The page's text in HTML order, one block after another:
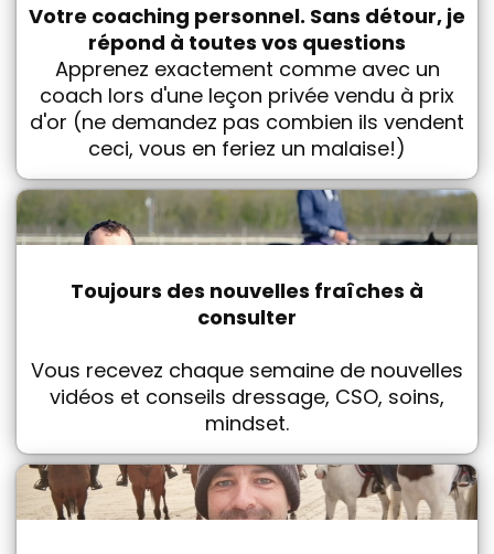
Votre coaching personnel. Sans détour, je
répond à toutes vos questions
Apprenez exactement comme avec un
coach lors d'une leçon privée vendu à prix
d'or (ne demandez pas combien ils vendent
ceci, vous en feriez un malaise!)
Toujours des nouvelles fraîches à
consulter
Vous recevez chaque semaine de nouvelles
vidéos et conseils dressage, CSO, soins,
mindset.